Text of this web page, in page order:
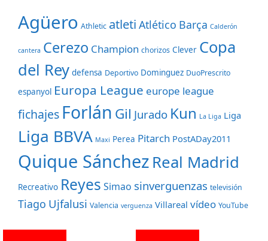
Agüero Athletic atleti Atlético Barça Calderón
cantera Cerezo Champion chorizos Clever Copa
del Rey defensa Deportivo Dominguez DuoPrescrito
espanyol Europa League europe league
fichajes Forlán Gil Jurado Kun La Liga Liga
Liga BBVA Maxi Perea Pitarch PostADay2011
Quique SánchezReal Madrid
Recreativo Reyes Simao sinverguenzas televisión
Tiago Ujfalusi Valencia verguenza Villareal vídeo YouTube